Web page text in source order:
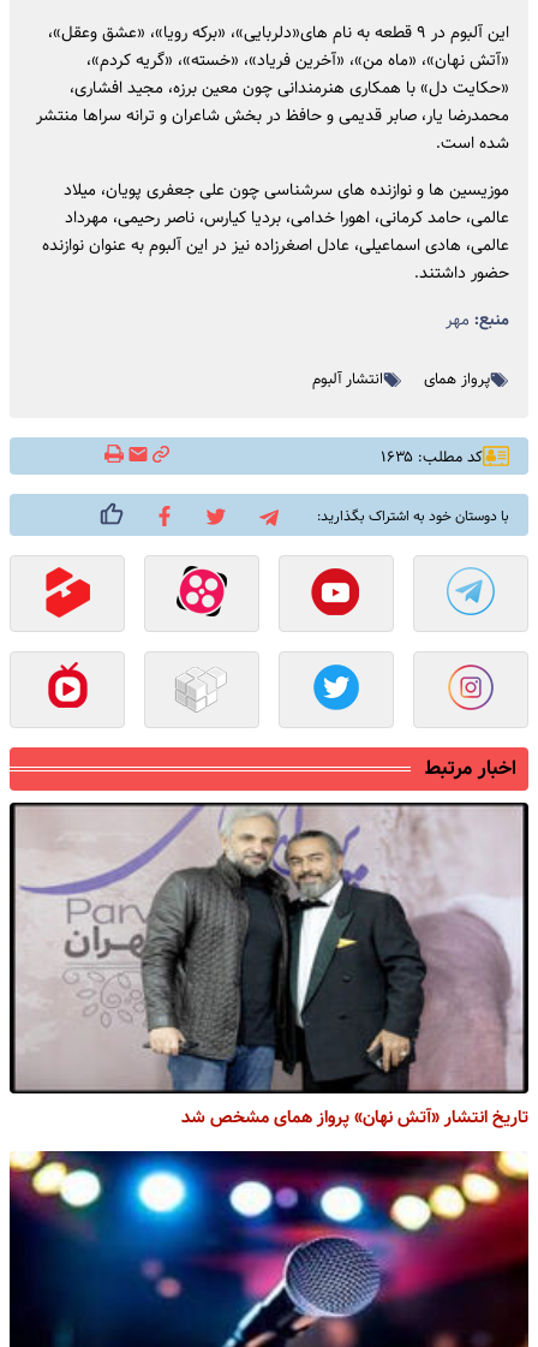
این آلبوم در ۹ قطعه به نام های«دلربایی»، «برکه رویا»، «عشق وعقل»،
«آتش نهان»، «ماه من»، «آخرین فریاد»، «خسته»، «گریه کردم»،
«حکایت دل» با همکاری هنرمندانی چون معین برزه، مجید افشاری،
محمدرضا یار، صابر قدیمی و حافظ در بخش شاعران و ترانه سراها منتشر
شده است.
موزیسین ها و نوازنده های سرشناسی چون علی جعفری پویان، میلاد
عالمی، حامد کرمانی، اهورا خدامی، بردیا کیارس، ناصر رحیمی، مهرداد
عالمی، هادی اسماعیلی، عادل اصغرزاده نیز در این آلبوم به عنوان نوازنده
حضور داشتند.
منبع: مهر
پرواز همای انتشار آلبوم
کد مطلب: ۱۶۳۵
با دوستان خود به اشتراک بگذارید:
اخبار مرتبط
تاریخ انتشار «آتش نهان» پرواز همای مشخص شد